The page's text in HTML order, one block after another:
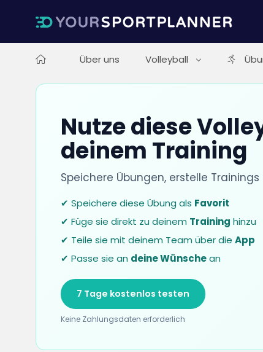
Über uns Volleyball
Nutze diese
deinem Training
Speichere Übungen, erstelle
✔ Speichere diese Übung als Favorit
✔ Füge sie direkt zu deinem Training hinzu
✔ Teile sie mit deinem Team über die App
✔ Passe sie an deine Wünschean
7 Tage kostenlos testen
Keine Zahlungsdaten erforderlich